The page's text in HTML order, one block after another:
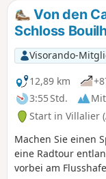
wir die
bewundern. Weg
Abbé Saunière und
von Espéraza:
Spuren bis ins Herz
und ihrer
Von den
Schloss
Visorando-
12,89 km
3:55 Std.
Start in Villalier
Machen Sie einen
eine Radtour
vorbei am